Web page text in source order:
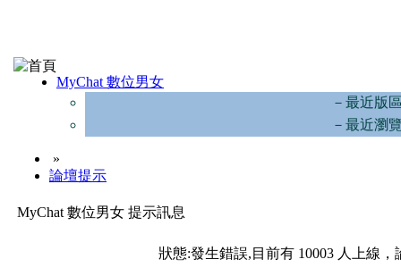
MyChat 數位男女
－最近版
－最近瀏
»
論壇提示
MyChat 數位男女 提示訊息
狀態:發生錯誤,目前有 10003 人上線